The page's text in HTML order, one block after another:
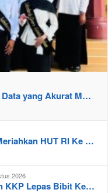
yang Akurat M…
HUT RI Ke …
2026
KKP Lepas Bibit Ke…